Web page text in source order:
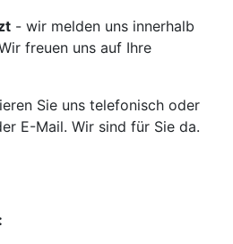
- wir melden uns innerhalb
freuen uns auf Ihre
Sie uns telefonisch oder
E-Mail. Wir sind für Sie da.